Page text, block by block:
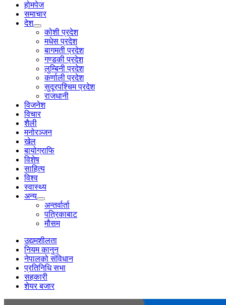
होमपेज
समाचार
देश
कोशी प्रदेश
मधेस प्रदेश
बागमती प्रदेश
गण्डकी प्रदेश
लुम्बिनी प्रदेश
कर्णाली प्रदेश
सुदूरपश्चिम प्रदेश
राजधानी
विजनेश
विचार
शैली
मनोरञ्जन
खेल
बायोग्राफि
विशेष
साहित्य
विश्व
स्वास्थ्य
अन्य
अन्तर्वार्ता
पत्रिकाबाट
मौसम
उद्यमशीलता
नियम कानुन
नेपालको संविधान
प्रतिनिधि सभा
सहकारी
शेयर बजार